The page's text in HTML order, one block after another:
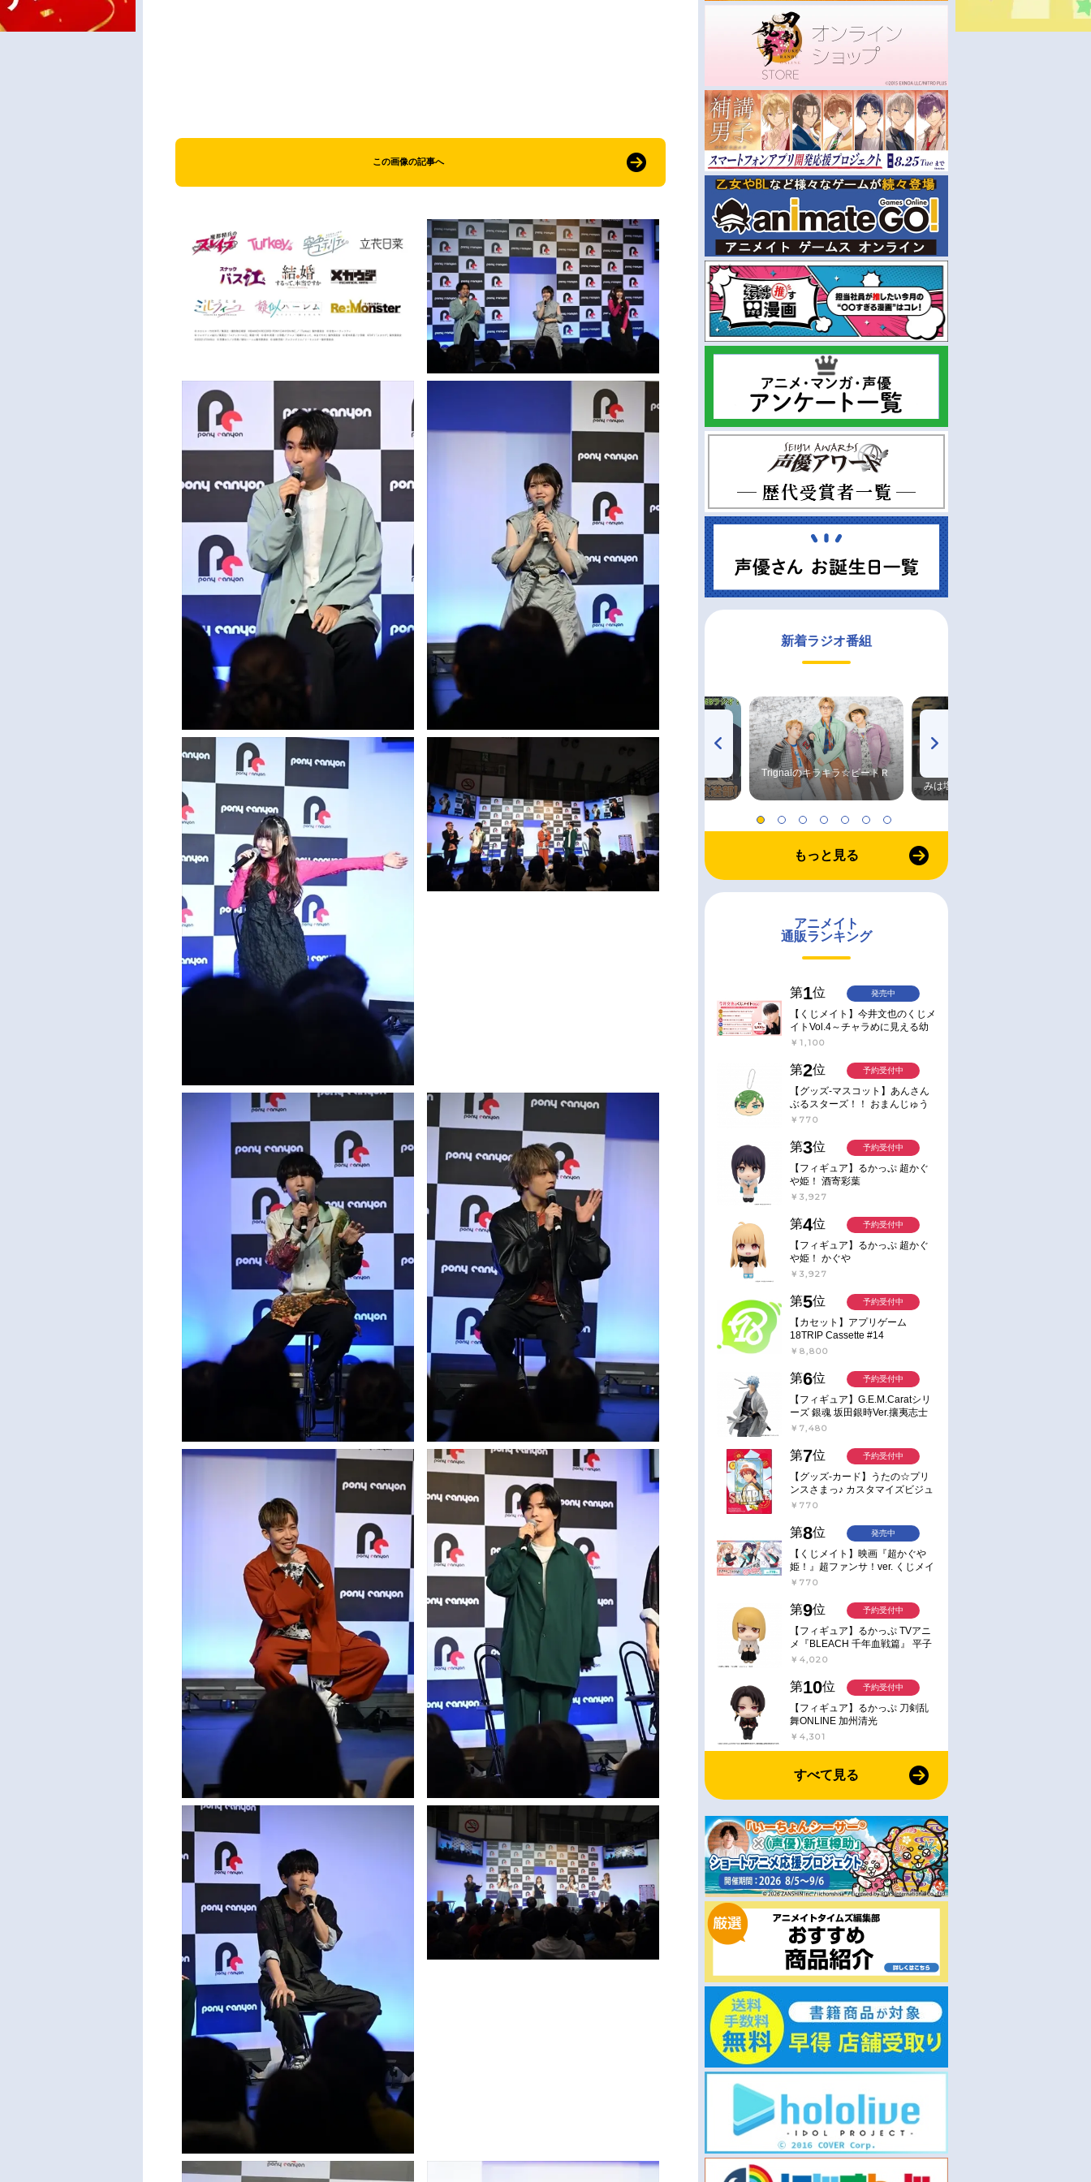
この画像の記事へ
新着ラジオ番組
TVアニメ『戦隊大失格』
radio 大直会 2nd season
ハイキュー!! 烏野高校放送部! Trignalのキラキラ☆ビートＲ
みは塩だけ
もっと見る
アニメイト
通販ランキング
第1位
【くじメイト】今井文也のくじメ
イトVol.4～チャラめに見える幼
馴染、実は一途で独占欲が強いん
￥1,100
発売中
第2位
【グッズ-マスコット】あんさん
ぶるスターズ！！ おまんじゅう
にぎにぎマスコット ねくすと2
￥770
予約受付中
第3位
【フィギュア】るかっぷ 超かぐ
や姫！ 酒寄彩葉
￥3,927
予約受付中
第4位
【フィギュア】るかっぷ 超かぐ
や姫！ かぐや
￥3,927
予約受付中
第5位
【カセット】アプリゲーム
18TRIP Cassette #14
￥8,800
予約受付中
第6位
【フィギュア】G.E.M.Caratシリ
ーズ 銀魂 坂田銀時Ver.攘夷志士
完成品フィギュア
￥7,480
予約受付中
第7位
【グッズ-カード】うたの☆プリ
ンスさまっ♪ カスタマイズビジュ
アルカードコレクション Best
￥770
予約受付中
第8位
【くじメイト】映画『超かぐや
姫！』超ファンサ！ver. くじメイ
ト
￥770
発売中
第9位
【フィギュア】るかっぷ TVアニ
メ『BLEACH 千年血戦篇』 平子
真子
￥4,020
予約受付中
第10位
【フィギュア】るかっぷ 刀剣乱
舞ONLINE 加州清光
￥4,301
予約受付中
すべて見る